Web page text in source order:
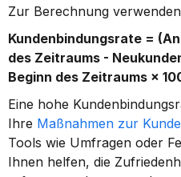
Zur Berechnung
Kundenbindungsrate =
des Zeitraums -
Beginn des Zeitraums ×
Eine hohe
Ihre Maßnahmen zur
Tools wie Umfragen oder
Ihnen helfen, die